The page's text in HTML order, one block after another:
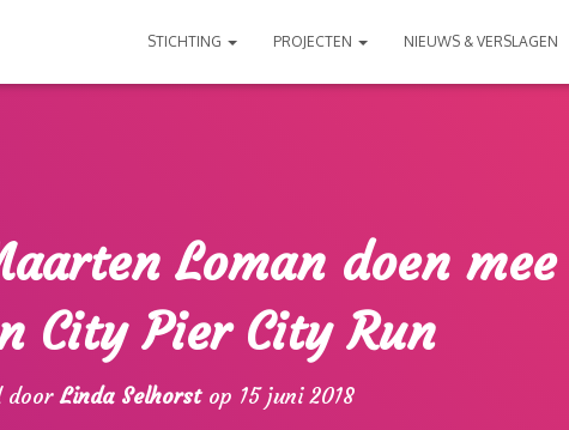
STICHTING PROJECTEN NIEUWS & VERSLAGEN
Loman doen mee
City Pier City Run
doorLinda Selhorstop 15 juni 2018